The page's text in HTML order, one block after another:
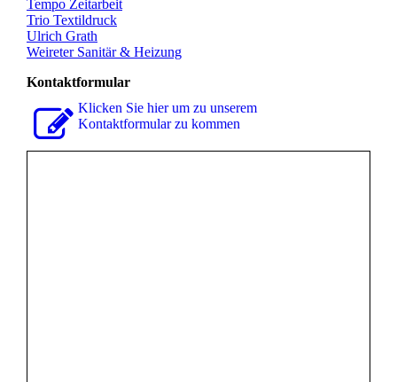
Tempo Zeitarbeit
Trio Textildruck
Ulrich Grath
Weireter Sanitär & Heizung
Kontaktformular
Klicken Sie hier um zu unserem
Kon­takt­for­mu­lar zu kommen